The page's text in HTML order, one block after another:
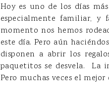
Hoy es uno de los días
especialmente familiar, y
momento nos hemos
este día. Pero aún
disponen a abrir los
paquetitos se desvela. La
Pero muchas veces el mejor